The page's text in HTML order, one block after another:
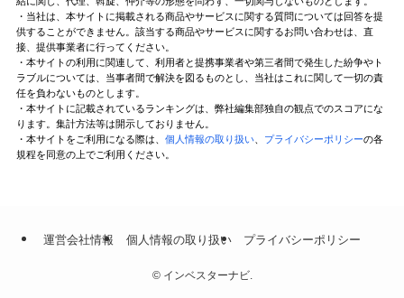
・当社は、本サイトに掲載される商品やサービスに関する質問については回答を提
供することができません。該当する商品やサービスに関するお問い合わせは、直
接、提供事業者に行ってください。
・本サイトの利用に関連して、利用者と提携事業者や第三者間で発生した紛争やト
ラブルについては、当事者間で解決を図るものとし、当社はこれに関して一切の責
任を負わないものとします。
・本サイトに記載されているランキングは、弊社編集部独自の観点でのスコアにな
ります。集計方法等は開示しておりません。
・本サイトをご利用になる際は、 個人情報の取り扱い、 プライバシーポリシーの各
規程を同意の上でご利用ください。
運営会社情報 個人情報の取り扱い プライバシーポリシー
©インベスターナビ.